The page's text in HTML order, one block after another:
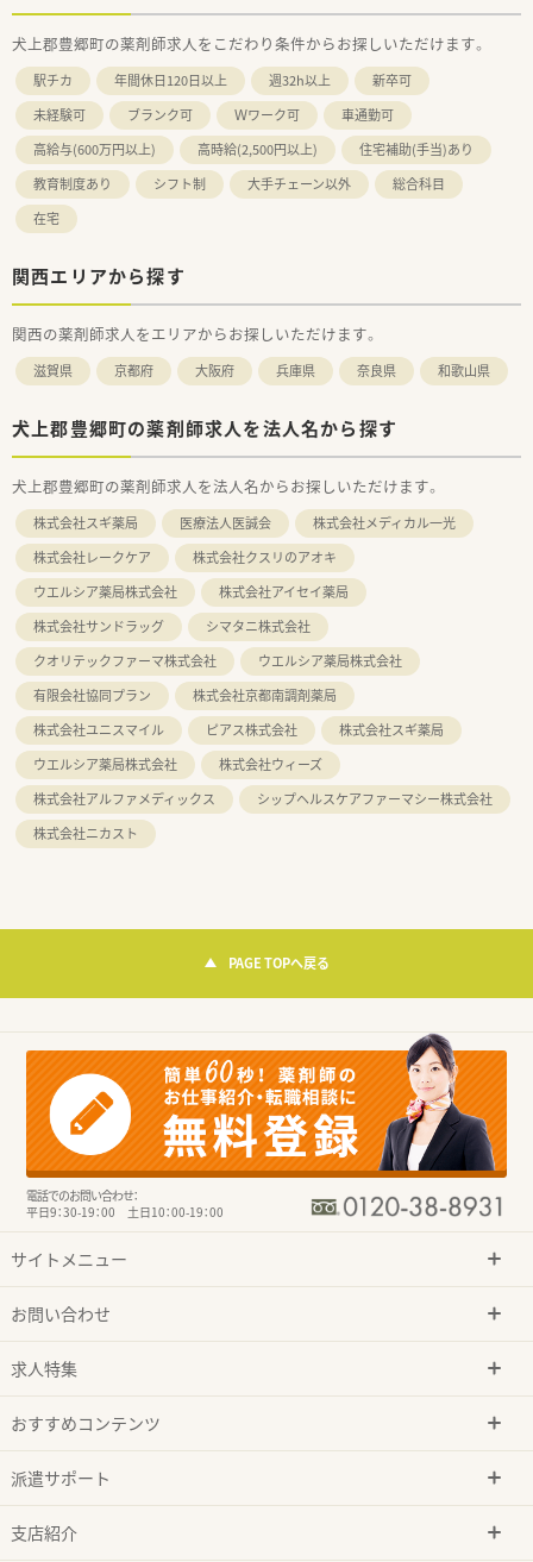
犬上郡豊郷町の薬剤師求人をこだわり条件からお探しいただけます。
駅チカ 年間休日120日以上 週32h以上
新卒可
未経験可
ブランク可 Ｗワーク可
車通勤可
高給与(600万円以上)
高時給(2,500円以上)
住宅補助(手当)あり
教育制度あり
シフト制 大手チェーン以外
総合科目
在宅
関西エリアから探す
関西の薬剤師求人をエリアからお探しいただけます。
滋賀県 京都府 大阪府 兵庫県 奈良県 和歌山県
犬上郡豊郷町の薬剤師求人を法人名から探す
犬上郡豊郷町の薬剤師求人を法人名からお探しいただけます。
株式会社スギ薬局 医療法人医誠会
株式会社メディカル一光
株式会社レークケア
株式会社クスリのアオキ
ウエルシア薬局株式会社
株式会社アイセイ薬局
株式会社サンドラッグ
シマタニ株式会社
クオリテックファーマ株式会社
ウエルシア薬局株式会社
有限会社協同プラン
株式会社京都南調剤薬局
株式会社ユニスマイル
ピアス株式会社
株式会社スギ薬局
ウエルシア薬局株式会社
株式会社ウィーズ
株式会社アルファメディックス
シップヘルスケアファーマシー株式会社
株式会社ニカスト
PAGE TOPへ戻る
電話でのお問い合わせ：
平日9：30-19：00 土日10：00-19：00
サイトメニュー
お問い合わせ
求人特集
おすすめコンテンツ
派遣サポート
支店紹介